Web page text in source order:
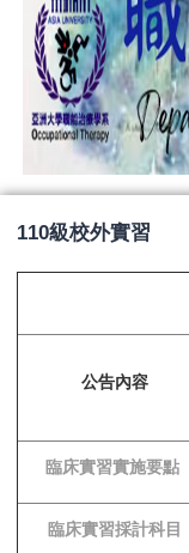
110級校外實習
公告內容
臨床實習實施要點
臨床實習採計科目